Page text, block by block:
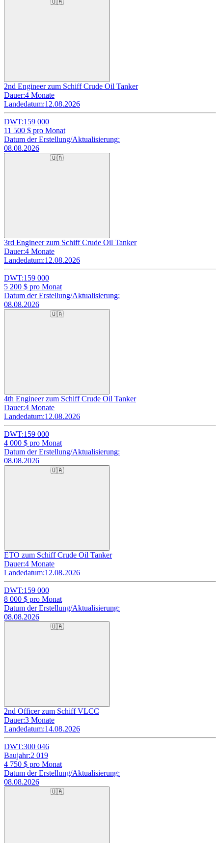
🇺🇦
2nd Engineer zum Schiff Crude Oil Tanker
Dauer:4 Monate
Landedatum:12.08.2026
DWT:159 000
11 500 $ pro Monat
Datum der Erstellung/Aktualisierung:
08.08.2026
🇺🇦
3rd Engineer zum Schiff Crude Oil Tanker
Dauer:4 Monate
Landedatum:12.08.2026
DWT:159 000
5 200 $ pro Monat
Datum der Erstellung/Aktualisierung:
08.08.2026
🇺🇦
4th Engineer zum Schiff Crude Oil Tanker
Dauer:4 Monate
Landedatum:12.08.2026
DWT:159 000
4 000 $ pro Monat
Datum der Erstellung/Aktualisierung:
08.08.2026
🇺🇦
ETO zum Schiff Crude Oil Tanker
Dauer:4 Monate
Landedatum:12.08.2026
DWT:159 000
8 000 $ pro Monat
Datum der Erstellung/Aktualisierung:
08.08.2026
🇺🇦
2nd Officer zum Schiff VLCC
Dauer:3 Monate
Landedatum:14.08.2026
DWT:300 046
Baujahr:2 019
4 750 $ pro Monat
Datum der Erstellung/Aktualisierung:
08.08.2026
🇺🇦